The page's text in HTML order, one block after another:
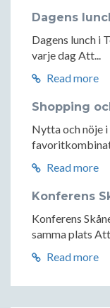
Dagens
Dagens lunch i
varje dag Att...
Read more
Shopping
Nytta och nöje
Read more
Konferens
Konferens
samma plats
Read more